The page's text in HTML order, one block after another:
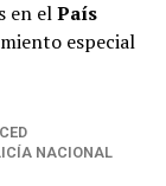
en elPaís
especial
NACIONAL